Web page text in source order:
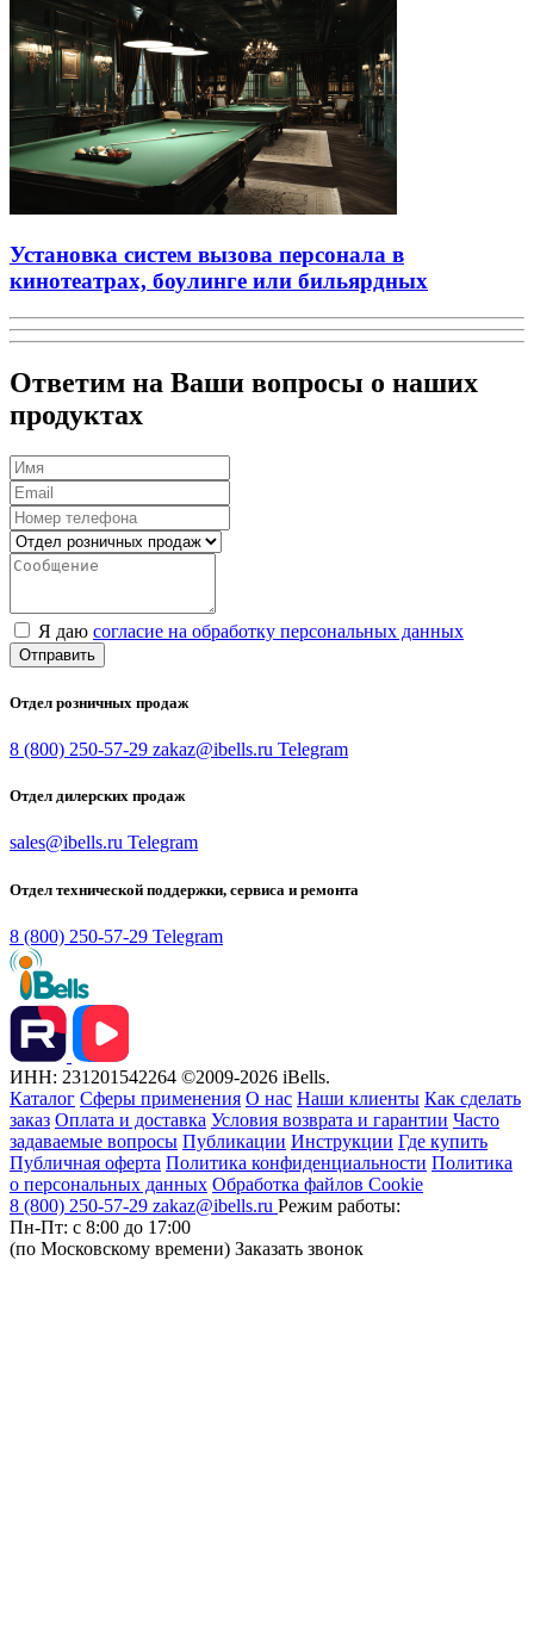
Установка систем вызова персонала в
кинотеатрах, боулинге или бильярдных
Ответим на Ваши вопросы о наших
продуктах
Я даю согласие на обработку персональных данных
Отправить
Отдел розничных продаж
8 (800) 250-57-29 zakaz@ibells.ru Telegram
Отдел дилерских продаж
sales@ibells.ru Telegram
Отдел технической поддержки, сервиса и ремонта
8 (800) 250-57-29 Telegram
ИНН: 231201542264 ©2009-2026 iBells.
Каталог Сферы применения О нас Наши клиенты Как сделать
заказ Оплата и доставка Условия возврата и гарантии Часто
задаваемые вопросы Публикации Инструкции Где купить
Публичная оферта Политика конфиденциальности Политика
о персональных данных Обработка файлов Cookie
8 (800) 250-57-29 zakaz@ibells.ru Режим работы:
Пн-Пт: с 8:00 до 17:00
(по Московскому времени) Заказать звонок